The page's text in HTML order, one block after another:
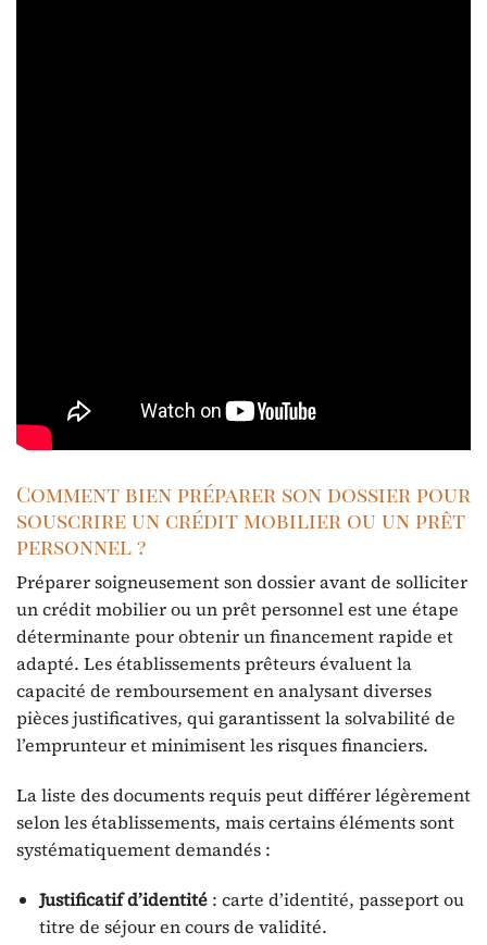
Comment bien préparer son dossier pour
souscrire un crédit mobilier ou un prêt
personnel ?
Préparer soigneusement son dossier avant de solliciter
un crédit mobilier ou un prêt personnel est une étape
déterminante pour obtenir un financement rapide et
adapté. Les établissements prêteurs évaluent la
capacité de remboursement en analysant diverses
pièces justificatives, qui garantissent la solvabilité de
l’emprunteur et minimisent les risques financiers.
La liste des documents requis peut différer légèrement
selon les établissements, mais certains éléments sont
systématiquement demandés :
Justificatif d’identité: carte d’identité, passeport ou
titre de séjour en cours de validité.